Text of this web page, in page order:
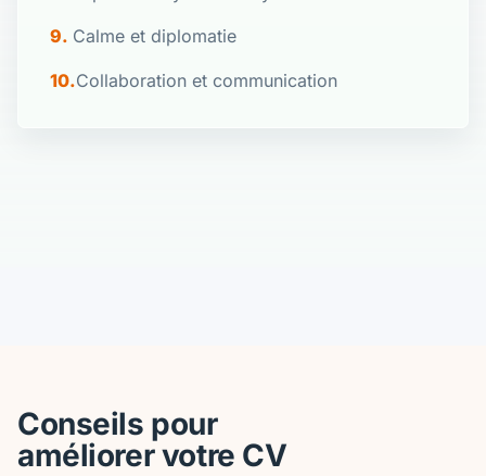
Calme et diplomatie
Collaboration et communication
Conseils pour
améliorer votre CV